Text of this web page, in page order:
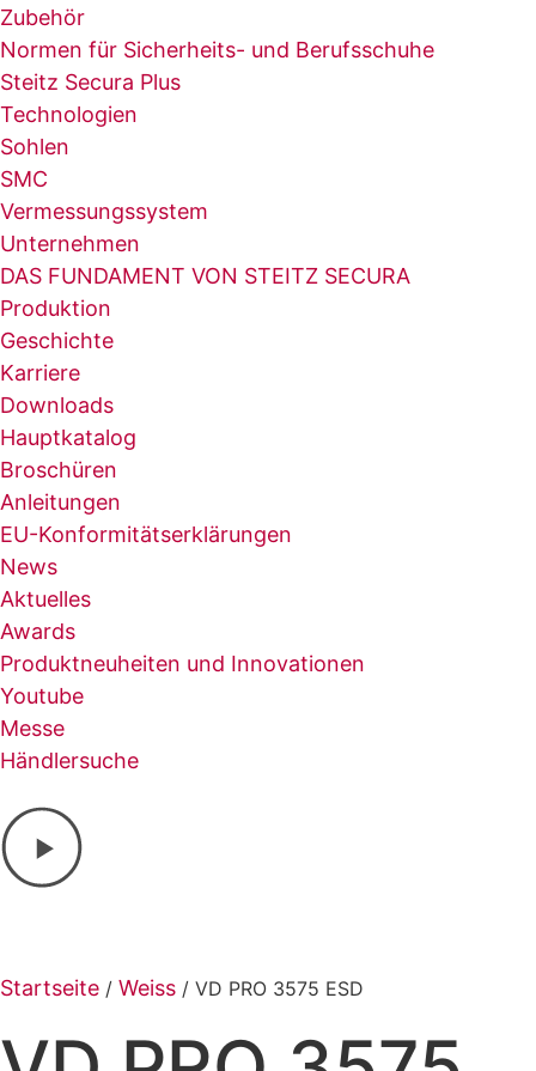
Zubehör
Normen für Sicherheits- und Berufsschuhe
Steitz Secura Plus
Technologien
Sohlen
SMC
Vermessungssystem
Unternehmen
DAS FUNDAMENT VON STEITZ SECURA
Produktion
Geschichte
Karriere
Downloads
Hauptkatalog
Broschüren
Anleitungen
EU-Konformitätserklärungen
News
Aktuelles
Awards
Produktneuheiten und Innovationen
Youtube
Messe
Händlersuche
Startseite / Weiss / VD PRO 3575 ESD